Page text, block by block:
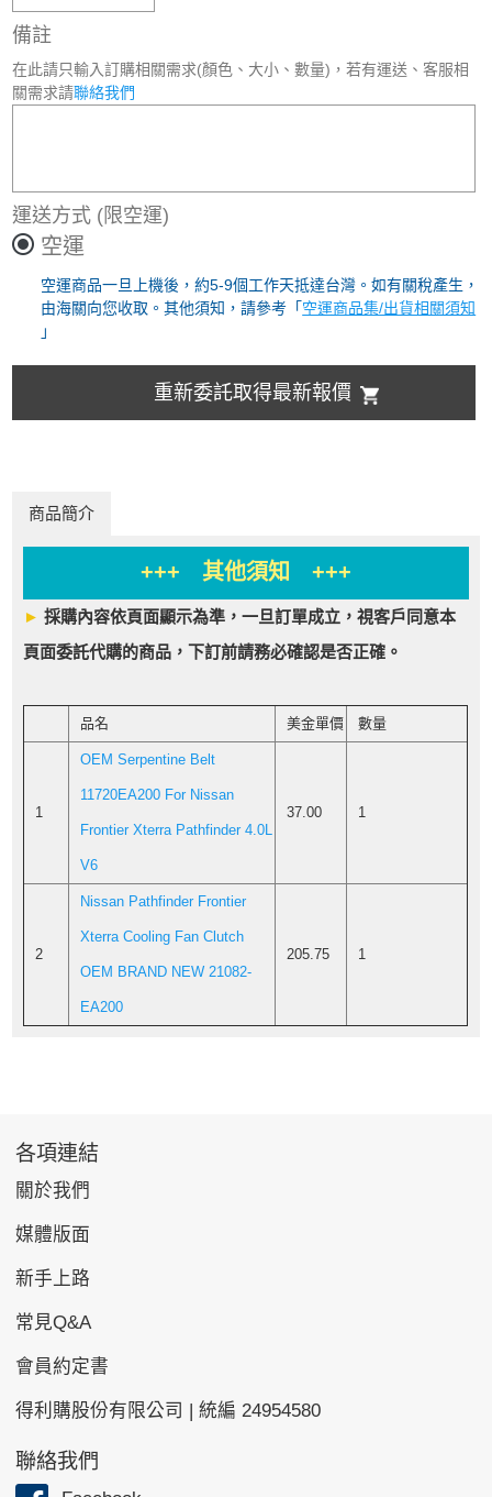
備註
在此請只輸入訂購相關需求(顏色、大小、數量)，若有運送、客服相
關需求請聯絡我們
運送方式 (限空運)
空運
空運商品一旦上機後，約5-9個工作天抵達台灣。如有關稅產生，
由海關向您收取。其他須知，請參考「 空運商品集/出貨相關須知
」
重新委託取得最新報價
商品簡介
+++ 其他須知 +++
►採購內容依頁面顯示為準，一旦訂單成立，視客戶同意本
頁面委託代購的商品，下訂前請務必確認是否正確。
品名 美金單價 數量
1
OEM Serpentine Belt
11720EA200 For Nissan
Frontier Xterra Pathfinder 4.0L
V6
37.00 1
2
Nissan Pathfinder Frontier
Xterra Cooling Fan Clutch
OEM BRAND NEW 21082-
EA200
205.75 1
各項連結
關於我們
媒體版面
新手上路
常見Q&A
會員約定書
得利購股份有限公司 | 統編 24954580
聯絡我們